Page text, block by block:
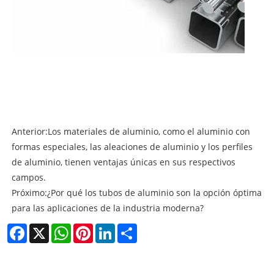
Anterior:Los materiales de aluminio, como el aluminio con
formas especiales, las aleaciones de aluminio y los perfiles
de aluminio, tienen ventajas únicas en sus respectivos
campos.
Próximo:¿Por qué los tubos de aluminio son la opción óptima
para las aplicaciones de la industria moderna?
Facebook
X WhatsAppPinterestLinkedIn